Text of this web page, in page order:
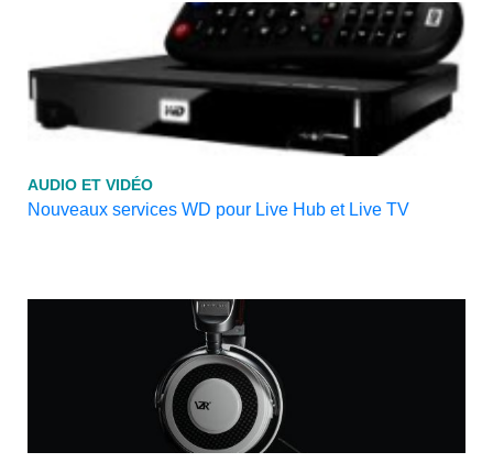
AUDIO ET VIDÉO
Nouveaux services WD pour Live Hub et Live TV